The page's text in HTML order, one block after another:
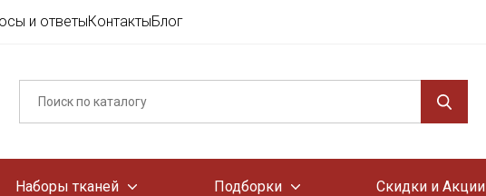
и ответыКонтактыБлог
Наборы тканей Подборки Скидки и Акции